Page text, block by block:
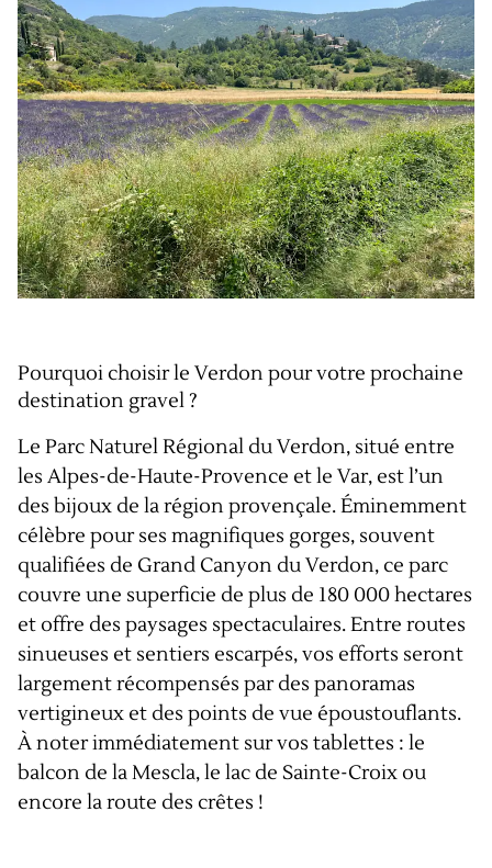
Pourquoi choisir le Verdon pour votre prochaine
destination gravel ?
Le Parc Naturel Régional du Verdon, situé entre
les Alpes-de-Haute-Provence et le Var, est l’un
des bijoux de la région provençale. Éminemment
célèbre pour ses magnifiques gorges, souvent
qualifiées de Grand Canyon du Verdon, ce parc
couvre une superficie de plus de 180 000 hectares
et offre des paysages spectaculaires. Entre routes
sinueuses et sentiers escarpés, vos efforts seront
largement récompensés par des panoramas
vertigineux et des points de vue époustouflants.
À noter immédiatement sur vos tablettes : le
balcon de la Mescla, le lac de Sainte-Croix ou
encore la route des crêtes !